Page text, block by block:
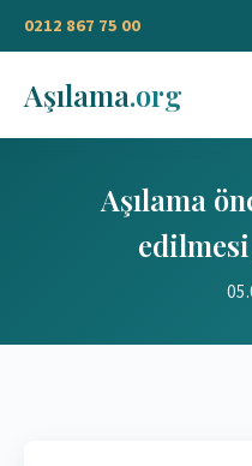
0212 867 75 00
Aşılama.org
Aşılama